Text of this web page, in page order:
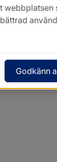
Godkänn